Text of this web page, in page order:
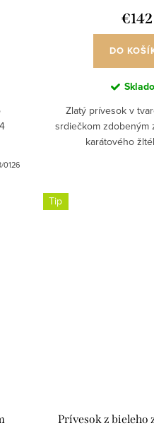
0126
€142
DO
Zlatý prívesok v
srdiečkom zdobeným
karátového
Tip
Prívesok z bieleho